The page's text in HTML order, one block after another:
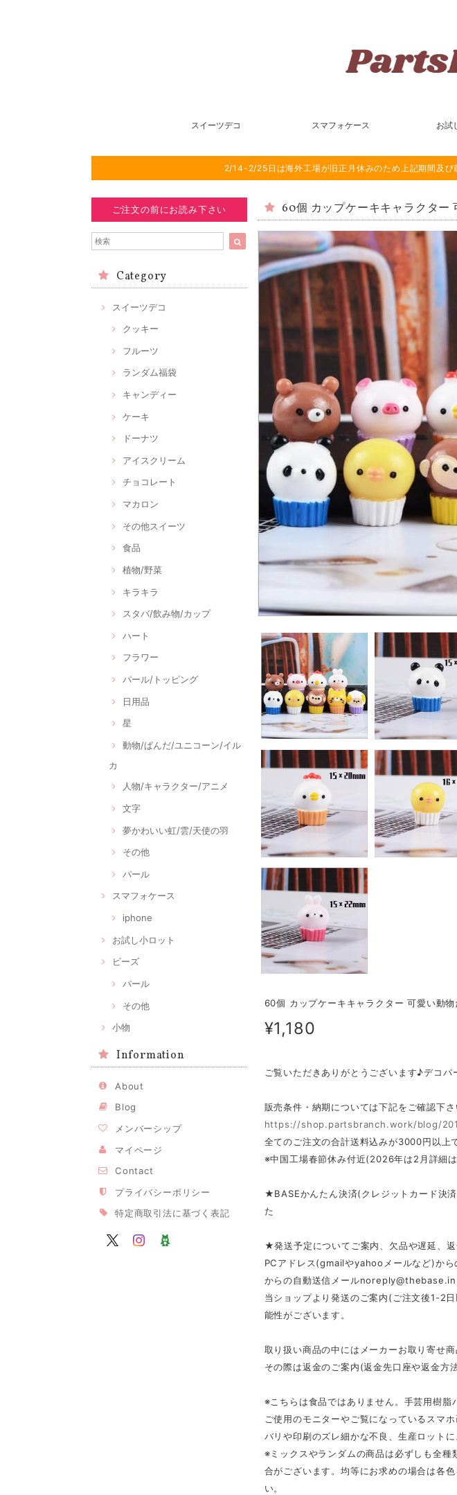
スイーツデコ スマフォケース お試
2/14-2/25日は海外工場が旧正月休みのため上記期間及
ご注文の前にお読み下さい
Category
スイーツデコ
クッキー
フルーツ
ランダム福袋
キャンディー
ケーキ
ドーナツ
アイスクリーム
チョコレート
マカロン
その他スイーツ
食品
植物/野菜
キラキラ
スタバ/飲み物/カップ
ハート
フラワー
パール/トッピング
日用品
星
動物/ぱんだ/ユニコーン/イル
カ
人物/キャラクター/アニメ
文字
夢かわいい虹/雲/天使の羽
その他
パール
スマフォケース
iphone
お試し小ロット
ビーズ
パール
その他
小物
Information
About
Blog
メンバーシップ
マイページ
Contact
プライバシーポリシー
特定商取引法に基づく表記
60個 カップケーキキャラクター
60個 カップケーキキャラクター 可愛い動
¥1,180
ご覧いただきありがとうございます♪デコ
販売条件・納期については下記をご確認下
https://shop.partsbranch.work/blog/
全てのご注文の合計送料込みが3000円以上
※中国工場春節休み付近(2026年は2月詳細
★BASEかんたん決済(クレジットカード決
た
★発送予定についてご案内、欠品や遅延、
PCアドレス(gmailやyahooメールなど)から
からの自動送信メールnoreply@thebase.in
当ショップより発送のご案内(ご注文後1-2
能性がございます。
取り扱い商品の中にはメーカーお取り寄せ
その際は返金のご案内(返金先口座や返金方
※こちらは食品ではありません。手芸用樹脂
ご使用のモニターやご覧になっているスマ
バリや印刷のズレ細かな不良、生産ロット
※ミックスやランダムの商品は必ずしも全
合がございます。均等にお求めの場合は各
い。